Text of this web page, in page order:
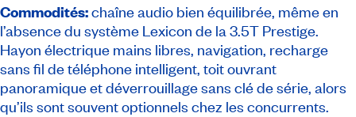
Commodités:chaîne audio bien équilibrée, même en
l’absence du système Lexicon de la 3.5T Prestige.
Hayon électrique mains libres, navigation, recharge
sans fil de téléphone intelligent, toit ouvrant
panoramique et déverrouillage sans clé de série, alors
qu’ils sont souvent optionnels chez les concurrents.